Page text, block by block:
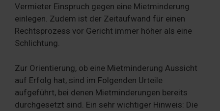
Vermieter Einspruch gegen eine Mietminderung
einlegen. Zudem ist der Zeitaufwand für einen
Rechtsprozess vor Gericht immer höher als eine
Schlichtung.
Zur Orientierung, ob eine Mietminderung Aussicht
auf Erfolg hat, sind im Folgenden Urteile
aufgeführt, bei denen Mietminderungen bereits
durchgesetzt sind. Ein sehr wichtiger Hinweis: Die